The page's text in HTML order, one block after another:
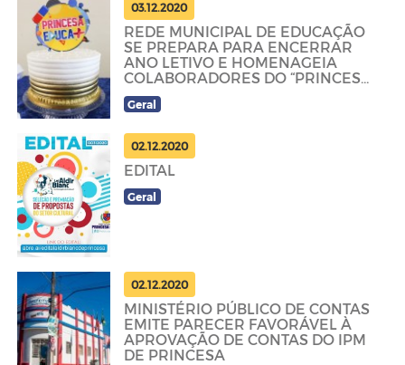
03.12.2020
REDE MUNICIPAL DE EDUCAÇÃO
SE PREPARA PARA ENCERRAR
ANO LETIVO E HOMENAGEIA
COLABORADORES DO “PRINCESA
EDUCA +”; PRÉ-MAT
Geral
02.12.2020
EDITAL
Geral
02.12.2020
MINISTÉRIO PÚBLICO DE CONTAS
EMITE PARECER FAVORÁVEL À
APROVAÇÃO DE CONTAS DO IPM
DE PRINCESA